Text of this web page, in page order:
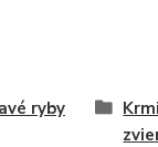
ryby